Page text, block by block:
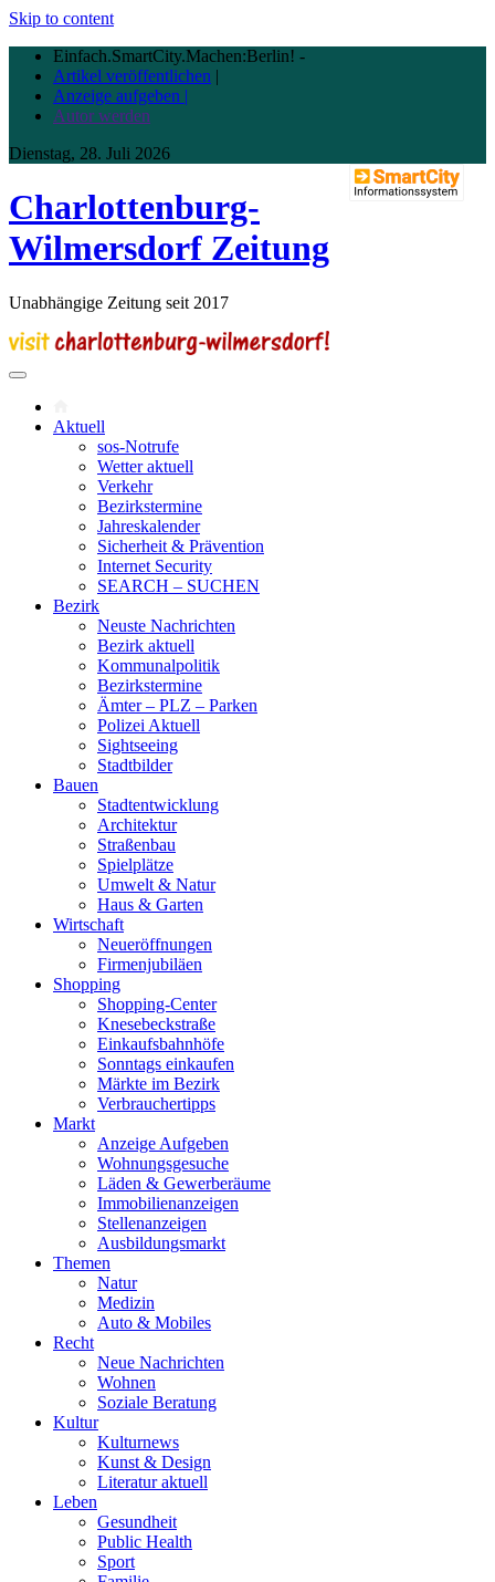
Skip to content
Einfach.SmartCity.Machen:Berlin! -
Artikel veröffentlichen |
Anzeige aufgeben |
Autor werden
Dienstag, 28. Juli 2026
Charlottenburg-
Wilmersdorf Zeitung
Unabhängige Zeitung seit 2017
Aktuell
sos-Notrufe
Wetter aktuell
Verkehr
Bezirkstermine
Jahreskalender
Sicherheit & Prävention
Internet Security
SEARCH – SUCHEN
Bezirk
Neuste Nachrichten
Bezirk aktuell
Kommunalpolitik
Bezirkstermine
Ämter – PLZ – Parken
Polizei Aktuell
Sightseeing
Stadtbilder
Bauen
Stadtentwicklung
Architektur
Straßenbau
Spielplätze
Umwelt & Natur
Haus & Garten
Wirtschaft
Neueröffnungen
Firmenjubiläen
Shopping
Shopping-Center
Knesebeckstraße
Einkaufsbahnhöfe
Sonntags einkaufen
Märkte im Bezirk
Verbrauchertipps
Markt
Anzeige Aufgeben
Wohnungsgesuche
Läden & Gewerberäume
Immobilienanzeigen
Stellenanzeigen
Ausbildungsmarkt
Themen
Natur
Medizin
Auto & Mobiles
Recht
Neue Nachrichten
Wohnen
Soziale Beratung
Kultur
Kulturnews
Kunst & Design
Literatur aktuell
Leben
Gesundheit
Public Health
Sport